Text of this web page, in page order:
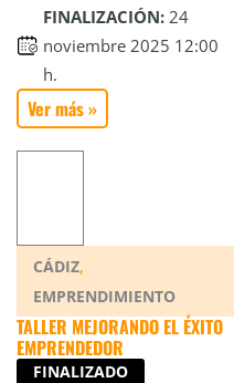
FINALIZACIÓN: 24
noviembre 2025 12:00
h.
Ver más »
CÁDIZ,
EMPRENDIMIENTO
TALLER MEJORANDO EL ÉXITO
EMPRENDEDOR
FINALIZADO